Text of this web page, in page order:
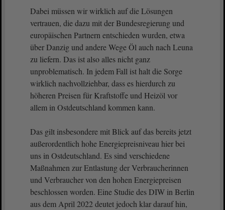
Dabei müssen wir wirklich auf die Lösungen
vertrauen, die dazu mit der Bundesregierung und
europäischen Partnern entschieden wurden, etwa
über Danzig und andere Wege Öl auch nach Leuna
zu liefern. Das ist also alles nicht ganz
unproblematisch. In jedem Fall ist halt die Sorge
wirklich nachvollziehbar, dass es hierdurch zu
höheren Preisen für Kraftstoffe und Heizöl vor
allem in Ostdeutschland kommen kann.
Das gilt insbesondere mit Blick auf das bereits jetzt
außerordentlich hohe Energiepreisniveau hier bei
uns in Ostdeutschland. Es sind verschiedene
Maßnahmen zur Entlastung der Verbraucherinnen
und Verbraucher von den hohen Energiepreisen
beschlossen worden. Eine Studie des DIW in Berlin
aus dem April 2022 deutet jedoch klar darauf hin,